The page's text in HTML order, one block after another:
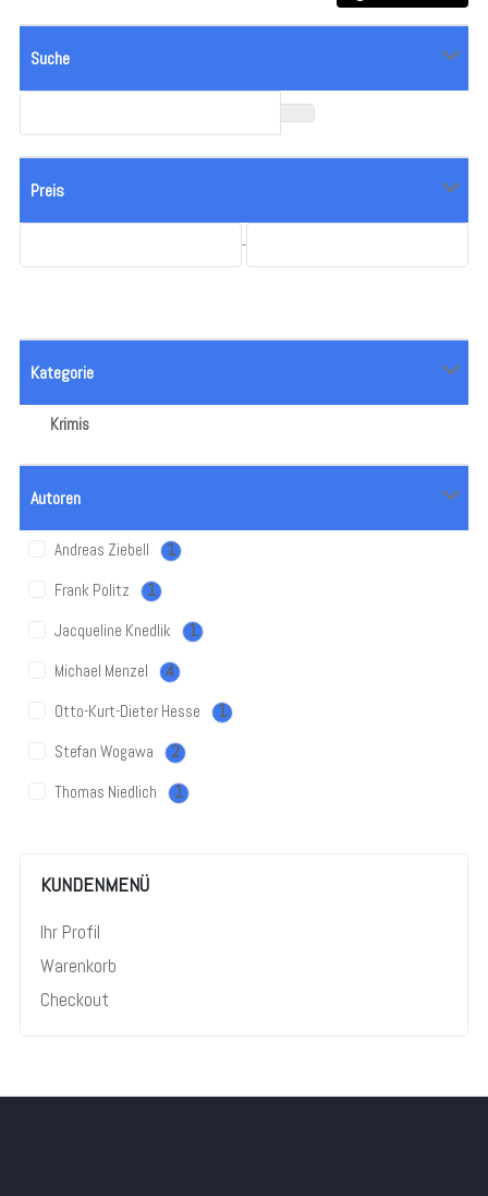
Suche
Preis
-
Kategorie
Krimis
Autoren
Andreas Ziebell 1
Frank Politz 1
Jacqueline Knedlik 1
Michael Menzel 4
Otto-Kurt-Dieter Hesse 1
Stefan Wogawa 2
Thomas Niedlich 1
KUNDENMENÜ
Ihr Profil
Warenkorb
Checkout